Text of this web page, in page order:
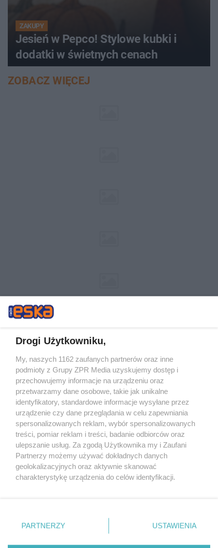
ZAKUPY
Jesień w Pepco! Stylowe kubki i
dodatki w świetnych cenach
ZOBACZ WIĘCEJ
Żaden utwór zamieszczony w serwisie nie może być powielany i
rozpowszechniany lub dalej rozpowszechniany w jakikolwiek sposób (w
tym także elektroniczny lub mechaniczny) na jakimkolwiek polu
eksploatacji w jakiejkolwiek formie, włącznie z umieszczaniem w
Internecie bez pisemnej zgody właściciela praw. Jakiekolwiek użycie lub
wykorzystanie utworów w całości lub w części z naruszeniem prawa,
tzn. bez właściwej zgody, jest zabronione pod groźbą kary i może być
ścigane prawnie.
© 2026 Grupa ZPR Media
Drogi Użytkowniku,
My, naszych 1162 zaufanych partnerów oraz inne
podmioty z Grupy ZPR Media uzyskujemy dostęp i
przechowujemy informacje na urządzeniu oraz
przetwarzamy dane osobowe, takie jak unikalne
identyfikatory, standardowe informacje wysyłane przez
urządzenie czy dane przeglądania w celu zapewniania
spersonalizowanych reklam, wybór spersonalizowanych
treści, pomiar reklam i treści, badanie odbiorców oraz
ulepszanie usług. Za zgodą Użytkownika my i Zaufani
Partnerzy możemy używać dokładnych danych
geolokalizacyjnych oraz aktywnie skanować
charakterystykę urządzenia do celów identyfikacji.
zmienić/wycofać klikając przycisk ustawień prywatności
znajdujący się w lewym dolnym rogu strony
rodzaje przetwarzania danych nie wymagają zgody
PARTNERZY USTAWIENIA